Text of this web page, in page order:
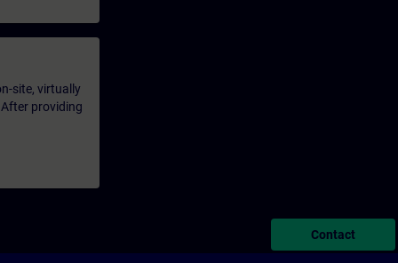
site, virtually
providing
Contact